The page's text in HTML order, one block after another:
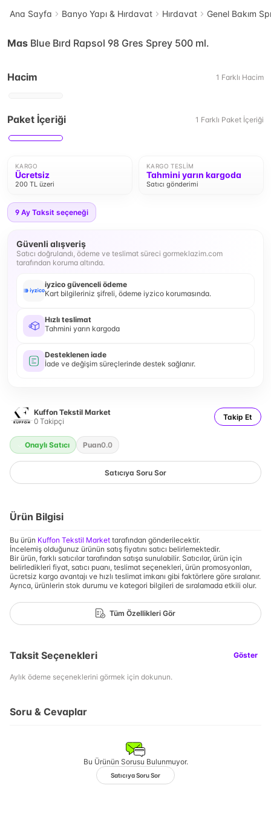
Ana Sayfa Banyo Yapı & Hırdavat Hırdavat Genel Bakım
Mas Blue Bırd Rapsol 98 Gres Sprey 500 ml.
Hacim 1 Farklı Hacim
Paket İçeriği 1 Farklı Paket İçeriği
KARGO
Ücretsiz
200 TL üzeri
KARGO TESLIM
Tahmini yarın kargoda
Satıcı gönderimi
9 Ay Taksit seçeneği
Güvenli alışveriş
Satıcı doğrulandı, ödeme ve teslimat süreci gormeklazim.com
tarafından koruma altında.
iyzico güvenceli ödeme
Kart bilgileriniz şifreli, ödeme iyzico korumasında.
Hızlı teslimat
Tahmini yarın kargoda
Desteklenen iade
İade ve değişim süreçlerinde destek sağlanır.
Kuffon Tekstil Market
0 Takipçi Takip Et
Onaylı Satıcı Puan0.0
Satıcıya Soru Sor
Ürün Bilgisi
Bu ürün Kuffon Tekstil Market tarafından gönderilecektir.
İncelemiş olduğunuz ürünün satış fiyatını satıcı belirlemektedir.
Bir ürün, farklı satıcılar tarafından satışa sunulabilir. Satıcılar, ürün için
belirledikleri fiyat, satıcı puanı, teslimat seçenekleri, ürün promosyonları,
ücretsiz kargo avantajı ve hızlı teslimat imkanı gibi faktörlere göre sıralanır.
Ayrıca, ürünlerin stok durumu ve kategori bilgileri de sıralamada etkili olur.
Tüm Özellikleri Gör
Taksit Seçenekleri Göster
Aylık ödeme seçeneklerini görmek için dokunun.
Soru & Cevaplar
Bu Ürünün Sorusu Bulunmuyor.
Satıcıya Soru Sor